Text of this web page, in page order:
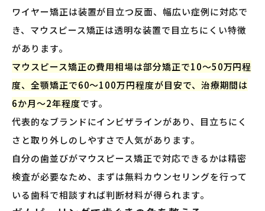
ワイヤー矯正は装置が目立つ反面、幅広い症例に対応で
き、マウスピース矯正は透明な装置で目立ちにくい特徴
があります。
マウスピース矯正の費用相場は部分矯正で10〜50万円程
度、全顎矯正で60〜100万円程度が目安で、治療期間は
6か月〜2年程度です。
代表的なブランドにインビザラインがあり、目立ちにく
さと取り外しのしやすさで人気があります。
自分の歯並びがマウスピース矯正で対応できるかは精密
検査が必要なため、まずは無料カウンセリングを行って
いる歯科で相談すれば判断材料が得られます。